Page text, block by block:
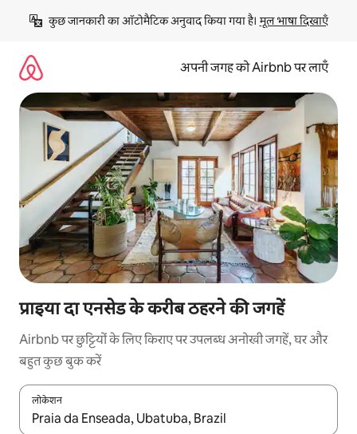
छोड़कर
कॉन्टेंट
कुछ जानकारी का ऑटोमैटिक अनुवाद किया गया है। मूल भाषा दिखाएँ
अपनी जगह को Airbnb पर लाएँ
प्राइया दा एनसेड के करीब ठहरने की जगहें
Airbnb पर छुट्टियों के लिए किराए पर उपलब्ध अनोखी जगहें, घर और
बहुत कुछ बुक करें
लोकेशन
नतीजों के उपलब्ध होने पर, अप और डाउन 'ऐरो की' का इस्तेमाल करके नेविगेट